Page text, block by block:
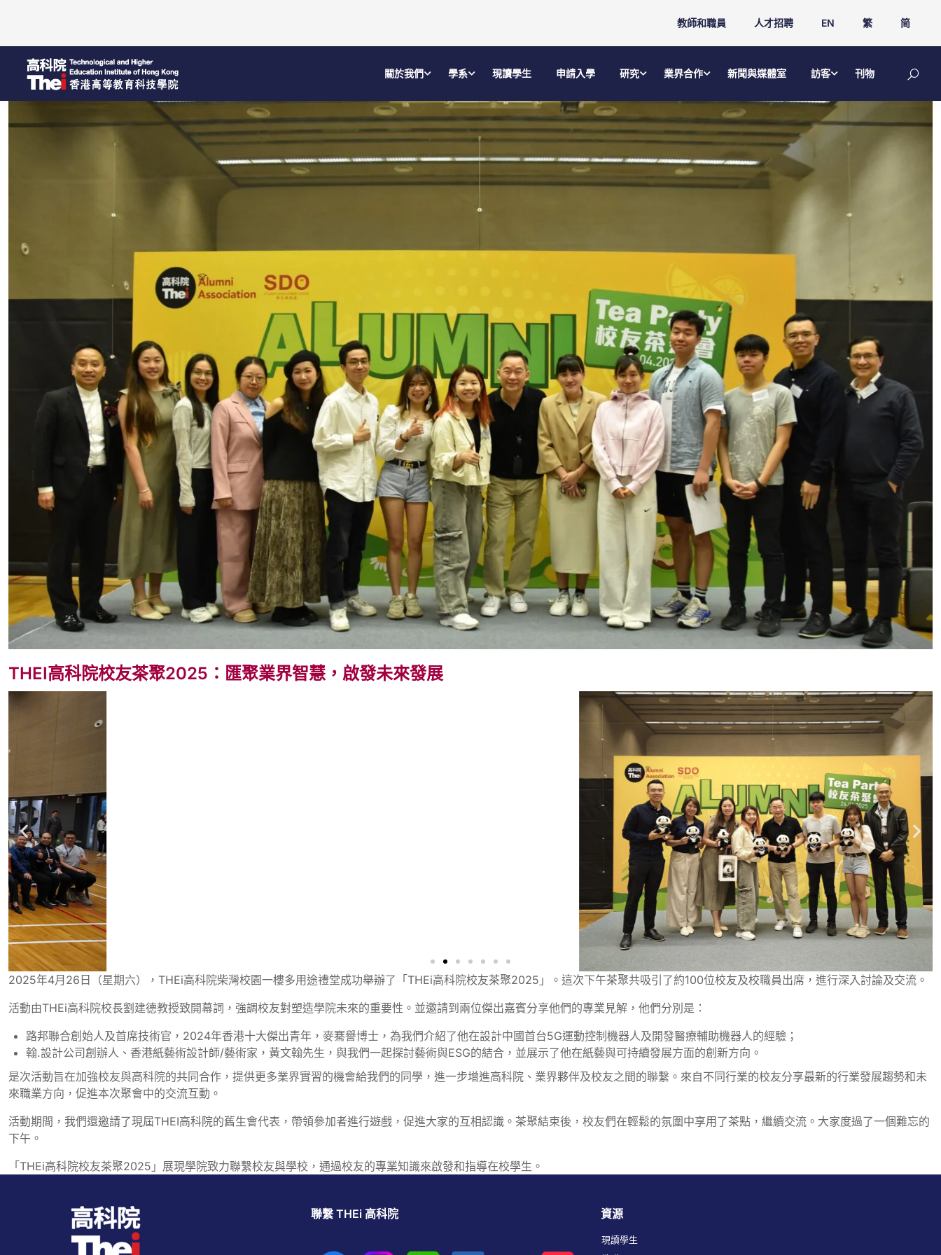
教師和職員 人才招聘 EN 繁 简
關於我們 學系 現讀學生 申請入學 研究 業界合作 新聞與媒體室 訪客 刊物
THEI高科院校友茶聚2025：匯聚業界智慧，啟發未來發展
2025年4月26日（星期六），THEi高科院柴灣校園一樓多用途禮堂成功舉辦了「THEi高科院校友茶聚2025」。這次下午茶聚共吸引了約100位校友及校職員出席，進行深入討論及交流。
活動由THEi高科院校長劉建德教授致開幕詞，強調校友對塑造學院未來的重要性。並邀請到兩位傑出嘉賓分享他們的專業見解，他們分別是：
路邦聯合創始人及首席技術官，2024年香港十大傑出青年，麥騫譽博士，為我們介紹了他在設計中國首台5G運動控制機器人及開發醫療輔助機器人的經驗；
翰.設計公司創辦人、香港紙藝術設計師/藝術家，黃文翰先生，與我們一起探討藝術與ESG的結合，並展示了他在紙藝與可持續發展方面的創新方向。
是次活動旨在加強校友與高科院的共同合作，提供更多業界實習的機會給我們的同學，進一步增進高科院、業界夥伴及校友之間的聯繫。來自不同行業的校友分享最新的行業發展趨勢和未
來職業方向，促進本次聚會中的交流互動。
活動期間，我們還邀請了現屆THEI高科院的舊生會代表，帶領參加者進行遊戲，促進大家的互相認識。茶聚結束後，校友們在輕鬆的氛圍中享用了茶點，繼續交流。大家度過了一個難忘的
下午。
「THEi高科院校友茶聚2025」展現學院致力聯繫校友與學校，通過校友的專業知識來啟發和指導在校學生。
聯繫 THEi 高科院 資源
現讀學生